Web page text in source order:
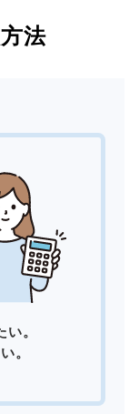
法
。
。